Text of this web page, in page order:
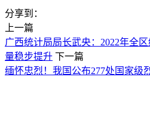
分享到：
上一篇
广西统计局局长武央：2022年全
量稳步提升 下一篇
缅怀忠烈！我国公布277处国家级